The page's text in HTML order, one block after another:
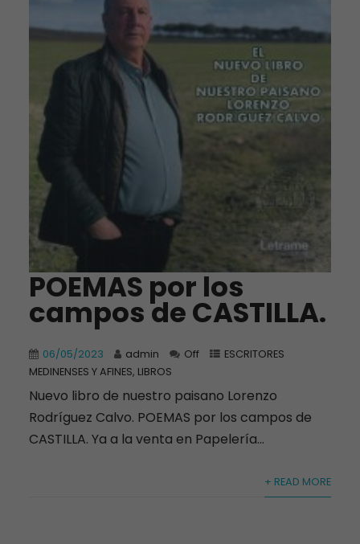
POEMAS por los
campos de CASTILLA.
06/05/2023 admin Off
ESCRITORES
MEDINENSES Y AFINES, LIBROS
Nuevo libro de nuestro paisano Lorenzo
Rodríguez Calvo. POEMAS por los campos de
CASTILLA. Ya a la venta en Papelería...
+ READ MORE